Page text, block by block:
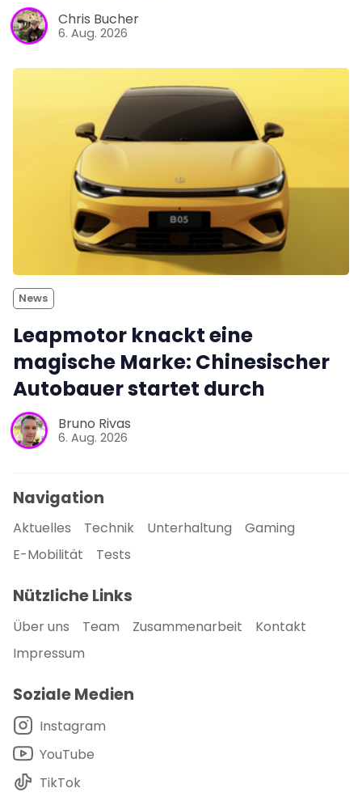
Chris Bucher
6. Aug. 2026
News
Leapmotor knackt eine
magische Marke: Chinesischer
Autobauer startet durch
Bruno Rivas
6. Aug. 2026
Navigation
Aktuelles Technik Unterhaltung
Gaming
E-Mobilität
Tests
Nützliche Links
Über uns Team Zusammenarbeit
Kontakt
Impressum
Soziale Medien
Instagram
YouTube
TikTok